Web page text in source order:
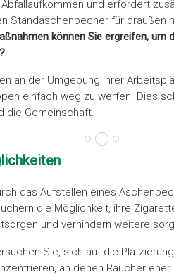
und erfordert
Standaschenbecher für draußen
können Sie ergreifen, um
an der Umgebung Ihrer
einfach weg zu werfen. Dies
die Gemeinschaft.
das Aufstellen eines
die Möglichkeit, ihre
und verhindern weitere
Sie, sich auf die
an denen Raucher